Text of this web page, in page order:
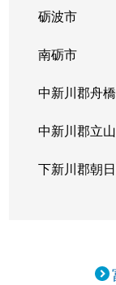
砺波市
南砺市
中新川郡舟
中新川郡立
下新川郡朝